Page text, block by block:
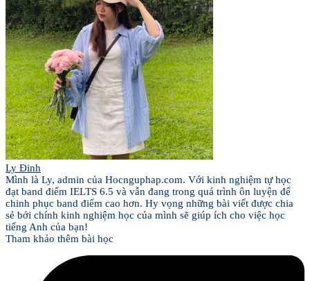
Ly Đinh
Mình là Ly, admin của Hocnguphap.com. Với kinh nghiệm tự học
đạt band điểm IELTS 6.5 và vẫn đang trong quá trình ôn luyện để
chinh phục band điểm cao hơn. Hy vọng những bài viết được chia
sẻ bởi chính kinh nghiệm học của mình sẽ giúp ích cho việc học
tiếng Anh của bạn!
Tham khảo thêm bài học